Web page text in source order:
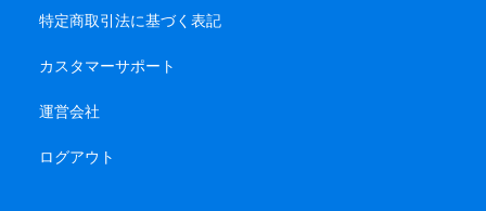
特定商取引法に基づく表記
カスタマーサポート
運営会社
ログアウト